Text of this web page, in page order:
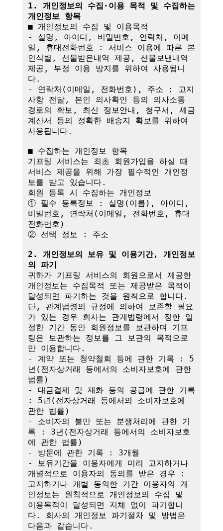
1. 개인정보의 수집·이용 목적 및 수집하는
개인정보 항목
■ 개인정보의 수집 및 이용목적
- 실명, 아이디, 비밀번호, 연락처, 이메
일, 휴대전화번호 : 서비스 이용에 따른 본
인식별, 선물받은내역 제공, 선물보낸내역
제공, 부정 이용 방지를 위하여 사용됩니
다.
- 연락처(이메일, 전화번호), 주소 : 고지
사항 전달, 본인 의사확인 등의 의사소통
경로의 확보, 최신 정보안내, 청구서, 세금
계산서 등의 정확한 배송지 확보를 위하여
사용됩니다.
■ 수집하는 개인정보 항목
기프팅 서비스는 최초 회원가입을 하실 때
서비스 제공을 위해 가장 필수적인 개인정
보를 받고 있습니다.
회원 등록 시 수집하는 개인정보
① 필수 등록정보 : 실명(이름), 아이디,
비밀번호, 연락처(이메일, 전화번호, 휴대
전화번호)
② 선택 정보 : 주소
2. 개인정보의 보유 및 이용기간, 개인정보
의 파기
귀하가 기프팅 서비스의 회원으로서 제공한
개인정보는 수집목적 또는 제공받은 목적이
달성되면 파기하는 것을 원칙으로 합니다.
단, 관계법령의 규정에 의하여 보존할 필요
가 있는 경우 회사는 관계법령에서 정한 일
정한 기간 동안 회원정보를 보관하며 기프
팅은 보관하는 정보를 그 보관의 목적으로
만 이용합니다.
- 계약 또는 청약철회 등에 관한 기록 : 5
년(전자상거래 등에서의 소비자보호에 관한
법률)
- 대금결제 및 재화 등의 공급에 관한 기록
: 5년(전자상거래 등에서의 소비자보호에
관한 법률)
- 소비자의 불만 또는 분쟁처리에 관한 기
록 : 3년(전자상거래 등에서의 소비자보호
에 관한 법률)
- 방문에 관한 기록 : 3개월
- 보유기간을 이용자에게 미리 고지하거나
개별적으로 이용자의 동의를 받은 경우 :
고지하거나 개별 동의한 기간 이용자의 개
인정보는 원칙적으로 개인정보의 수집 및
이용목적이 달성되면 지체 없이 파기합니
다. 회사의 개인정보 파기절차 및 방법은
다음과 같습니다.